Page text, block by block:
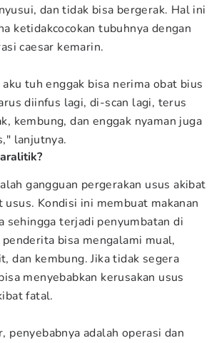
dan tidak bisa bergerak. Hal ini
ketidakcocokan tubuhnya dengan
caesar kemarin.
aku tuh enggak bisa nerima obat bius
diinfus lagi, di-scan lagi, terus
kembung, dan enggak nyaman juga
lanjutnya.
gangguan pergerakan usus akibat
Kondisi ini membuat makanan
sehingga terjadi penyumbatan di
bisa mengalami mual,
dan kembung. Jika tidak segera
menyebabkan kerusakan usus
fatal.
penyebabnya adalah operasi dan